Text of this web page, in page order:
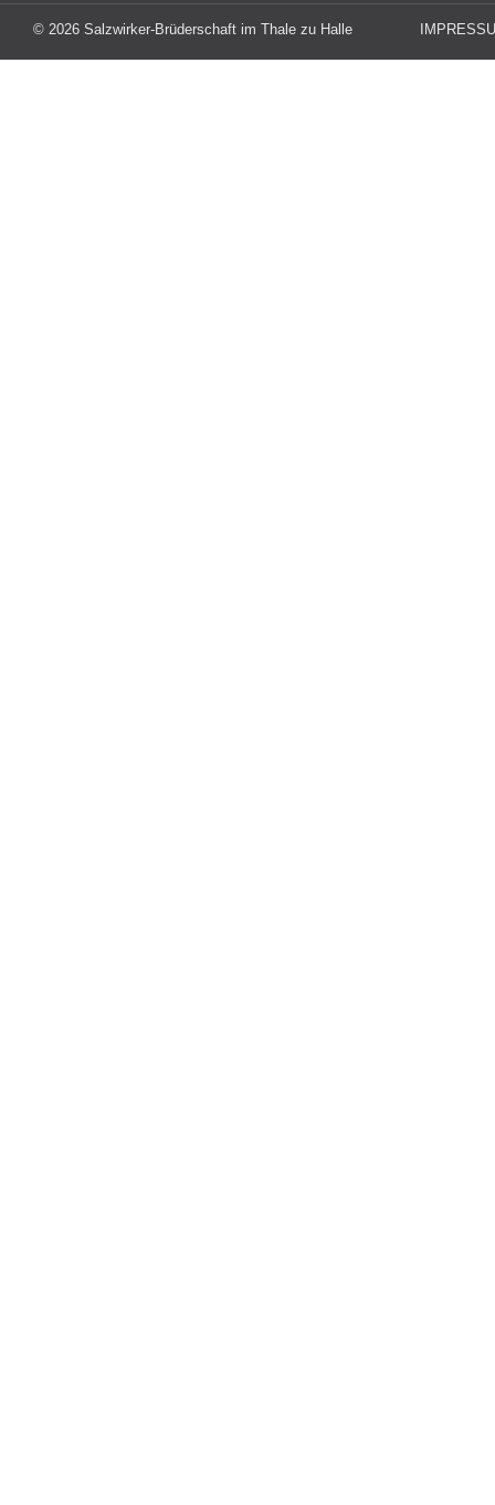
© 2026 Salzwirker-Brüderschaft im Thale zu Halle